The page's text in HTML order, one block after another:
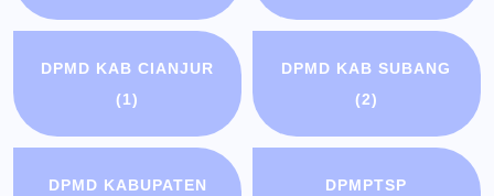
DPMD KAB CIANJUR
(1)
DPMD KAB SUBANG
(2)
DPMD KABUPATEN
DPMPTSP